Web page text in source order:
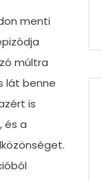
menti
múltra
lát benne
is
és a